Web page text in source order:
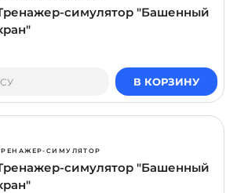
симулятор "Башенный
В КОРЗИНУ
СИМУЛЯТОР
симулятор "Башенный